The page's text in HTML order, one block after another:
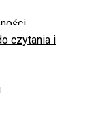
czytania i